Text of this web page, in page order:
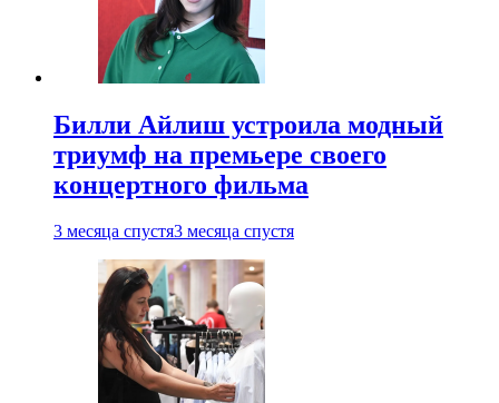
Билли Айлиш устроила модный
триумф на премьере своего
концертного фильма
3 месяца спустя3 месяца спустя